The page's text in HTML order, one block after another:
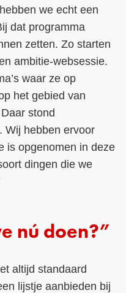
we echt een
dat programma
zetten. Zo starten
ambitie-websessie.
waar ze op
het gebied van
stond
Wij hebben ervoor
is opgenomen in deze
dingen die we
nú doen?”
altijd standaard
lijstje aanbieden bij